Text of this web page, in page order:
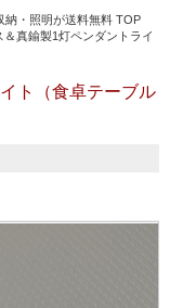
納・照明が送料無料 TOP
＆真鍮製1灯ペンダントライ
ト（食卓テーブル